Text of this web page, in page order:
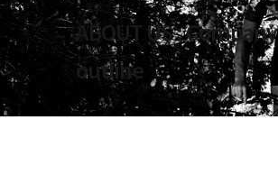
ABOUT US : Company
outline